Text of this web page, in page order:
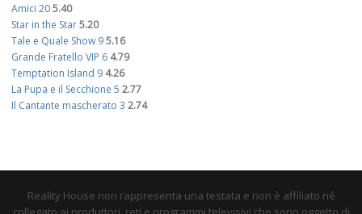
Amici 205.40
Star in the Star5.20
Tale e Quale Show 95.16
Grande Fratello VIP 6 4.79
Temptation Island 9 4.26
La Pupa e il Secchione 5 2.77
Il Cantante mascherato 3 2.74
Reality House non rappresenta una testata e non è affiliato né